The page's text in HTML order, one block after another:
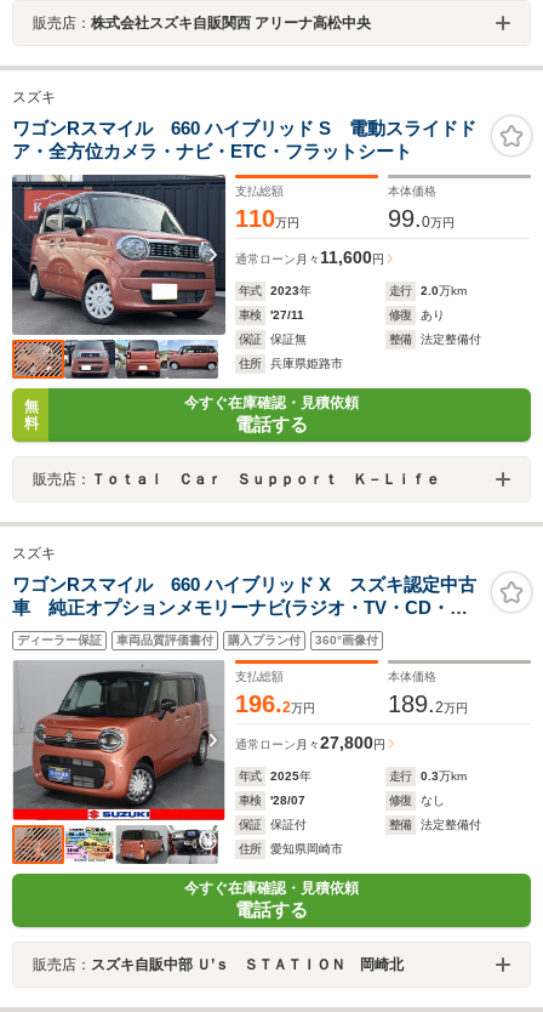
販売店： 株式会社スズキ自販関西 アリーナ高松中央
スズキ
ワゴンRスマイル 660 ハイブリッド S 電動スライドド
ア・全方位カメラ・ナビ・ETC・フラットシート
支払総額
110万円
本体価格
99.0万円
通常ローン 月々11,600円
年式 2023年 走行 2.0万km
車検
'27/11 修復
あり
保証
保証無 整備
法定整備付
住所
兵庫県姫路市
無
料
今すぐ在庫確認・見積依頼
電話する
販売店： Ｔｏｔａｌ Ｃａｒ Ｓｕｐｐｏｒｔ Ｋ－Ｌｉｆｅ
スズキ
ワゴンRスマイル 660 ハイブリッド X スズキ認定中古
車 純正オプションメモリーナビ(ラジオ・TV・CD・
DVD・Bluetooth・USB) 全方位カメラ 前後ブレーキ
サポート LEDオートヘッドライト 後席両側電動スラ
イドドア リモート格納ミラー マット
ディーラー保証 車両品質評価書付 購入プラン付 360°画像付
支払総額
196.2万円
本体価格
189.2万円
通常ローン 月々27,800円
年式 2025年 走行 0.3万km
車検
'28/07 修復
なし
保証
保証付 整備
法定整備付
住所
愛知県岡崎市
今すぐ在庫確認・見積依頼
電話する
販売店： スズキ自販中部 Ｕ’ｓ ＳＴＡＴＩＯＮ 岡崎北